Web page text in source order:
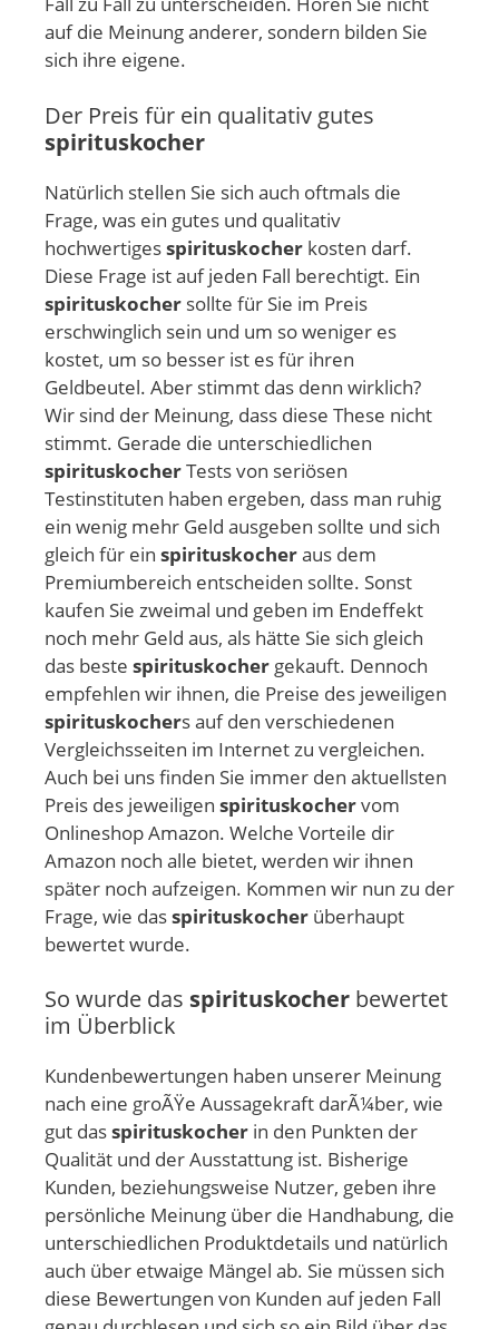
auf die Meinung anderer, sondern bilden Sie
sich ihre eigene.
Der Preis für ein qualitativ gutes
spirituskocher
Natürlich stellen Sie sich auch oftmals die
Frage, was ein gutes und qualitativ
hochwertigesspirituskocher kosten darf.
Diese Frage ist auf jeden Fall berechtigt. Ein
spirituskocher sollte für Sie im Preis
erschwinglich sein und um so weniger es
kostet, um so besser ist es für ihren
Geldbeutel. Aber stimmt das denn wirklich?
Wir sind der Meinung, dass diese These nicht
stimmt. Gerade die unterschiedlichen
spirituskocherTests von seriösen
Testinstituten haben ergeben, dass man ruhig
ein wenig mehr Geld ausgeben sollte und sich
gleich für ein spirituskocheraus dem
Premiumbereich entscheiden sollte. Sonst
kaufen Sie zweimal und geben im Endeffekt
noch mehr Geld aus, als hätte Sie sich gleich
das beste spirituskocher gekauft. Dennoch
empfehlen wir ihnen, die Preise des jeweiligen
spirituskochers auf den verschiedenen
Vergleichsseiten im Internet zu vergleichen.
Auch bei uns finden Sie immer den aktuellsten
Preis des jeweiligen spirituskochervom
Onlineshop Amazon. Welche Vorteile dir
Amazon noch alle bietet, werden wir ihnen
später noch aufzeigen. Kommen wir nun zu der
Frage, wie dasspirituskocher überhaupt
bewertet wurde.
So wurde das spirituskocher bewertet
im Überblick
Kundenbewertungen haben unserer Meinung
nach eine groÃŸe Aussagekraft darÃ¼ber, wie
gut dasspirituskocher in den Punkten der
Qualität und der Ausstattung ist. Bisherige
Kunden, beziehungsweise Nutzer, geben ihre
persönliche Meinung über die Handhabung, die
unterschiedlichen Produktdetails und natürlich
auch über etwaige Mängel ab. Sie müssen sich
diese Bewertungen von Kunden auf jeden Fall